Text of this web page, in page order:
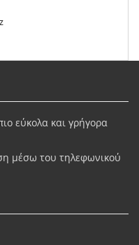
εύκολα και γρήγορα
μέσω του τηλεφωνικού